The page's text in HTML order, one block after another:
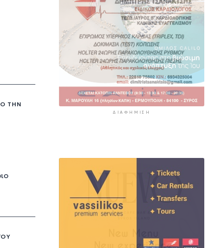
ΤΗΝ
ΔΙΑΦΉΜΙΣΗ